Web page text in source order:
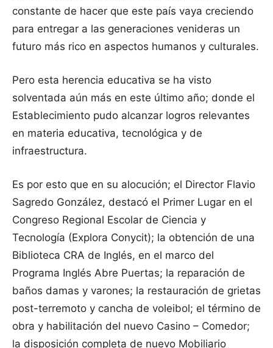
constante de hacer que este país vaya creciendo
para entregar a las generaciones venideras un
futuro más rico en aspectos humanos y culturales.
Pero esta herencia educativa se ha visto
solventada aún más en este último año; donde el
Establecimiento pudo alcanzar logros relevantes
en materia educativa, tecnológica y de
infraestructura.
Es por esto que en su alocución; el Director Flavio
Sagredo González, destacó el Primer Lugar en el
Congreso Regional Escolar de Ciencia y
Tecnología (Explora Conycit); la obtención de una
Biblioteca CRA de Inglés, en el marco del
Programa Inglés Abre Puertas; la reparación de
baños damas y varones; la restauración de grietas
post-terremoto y cancha de voleibol; el término de
obra y habilitación del nuevo Casino – Comedor;
la disposición completa de nuevo Mobiliario